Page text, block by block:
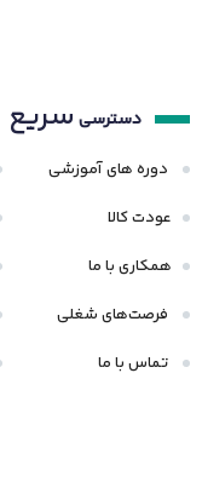
دسترسی سریع
دوره های آموزشی
عودت کالا
همکاری با ما
فرصت‌های شغلی
تماس با ما